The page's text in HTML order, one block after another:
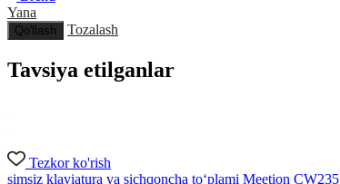
Yana
Qo'llash Tozalash
Tavsiya etilganlar
Tezkor ko'rish
simsiz klaviatura va sichqoncha to‘plami Meetion CW235